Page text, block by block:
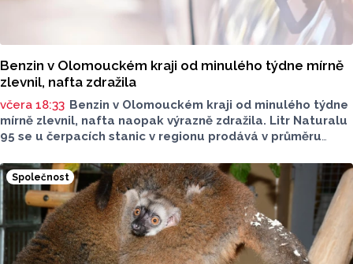
Benzin v Olomouckém kraji od minulého týdne mírně
zlevnil, nafta zdražila
včera 18:33 Benzin v Olomouckém kraji od minulého týdne
mírně zlevnil, nafta naopak výrazně zdražila. Litr Naturalu
95 se u čerpacích stanic v regionu prodává v průměru
O 84 haléřů zdražila nafta, za litr teď řidiči dají průměrně
44,84 koruny. Podle údajů společnosti CCS, která ceny
sleduje, je benzin v současnosti o 7,73 koruny dražší než
před rokem, za naftu tehdy motoristé platili o 11,31
koruny méně.
Společnost